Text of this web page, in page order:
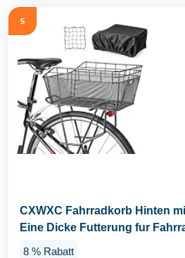
5
CXWXC Fahrradkorb Hinten
Eine Dicke Futterung fur
8 % Rabatt